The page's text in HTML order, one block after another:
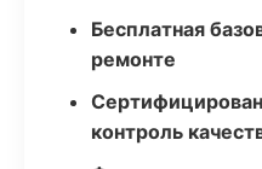
Бесплатная
ремонте
контроль